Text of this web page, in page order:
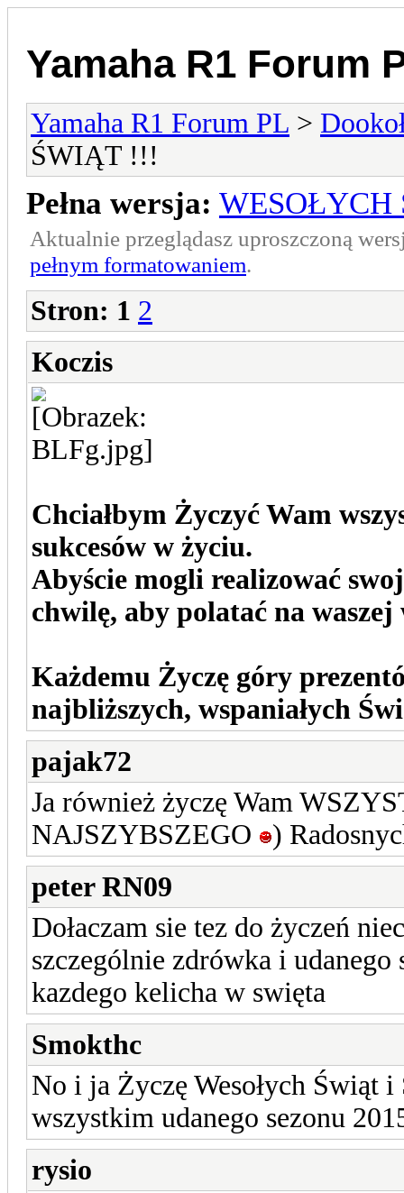
Yamaha R1 Forum
Yamaha R1 Forum PL >
ŚWIĄT !!!
Pełna wersja:
Aktualnie przeglądasz uproszczoną
pełnym formatowaniem.
Stron: 1 2
Koczis
Chciałbym Życzyć Wam
sukcesów w życiu.
Abyście mogli realizować
chwilę, aby polatać na
Każdemu Życzę góry
najbliższych, wspaniałych
pajak72
Ja również życzę Wam
NAJSZYBSZEGO
)
peter RN09
Dołaczam sie tez do życzeń
szczególnie zdrówka i
kazdego kelicha w swięta
Smokthc
No i ja Życzę Wesołych Świąt
wszystkim udanego sezonu
rysio